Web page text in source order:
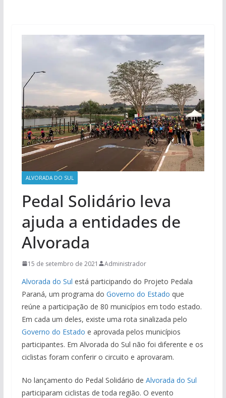
ALVORADA DO SUL
Pedal Solidário leva
ajuda a entidades de
Alvorada
15 de setembro de 2021 Administrador
Alvorada do Sul está participando do Projeto Pedala
Paraná, um programa do Governo do Estado que
reúne a participação de 80 municípios em todo estado.
Em cada um deles, existe uma rota sinalizada pelo
Governo do Estado e aprovada pelos municípios
participantes. Em Alvorada do Sul não foi diferente e os
ciclistas foram conferir o circuito e aprovaram.
No lançamento do Pedal Solidário de Alvorada do Sul
participaram ciclistas de toda região. O evento